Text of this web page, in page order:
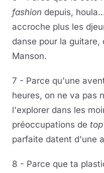
fashion depuis,
accroche plus les
danse pour la
Manson.
7 - Parce qu'une
heures, on ne va pas
l'explorer dans les
préoccupations de
parfaite datent d'une
8 - Parce que ta